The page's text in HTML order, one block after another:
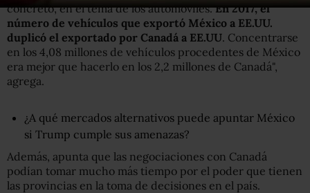
concreto, en el tema de los automóviles.En 2017, el
número de vehículos que exportó México a EE.UU.
duplicó el exportado por Canadá a EE.UU. Concentrarse
en los 4,08 millones de vehículos procedentes de México
era mejor que hacerlo en los 2,2 millones de Canadá",
agrega.
¿A qué mercados alternativos puede apuntar México
si Trump cumple sus amenazas?
Además, apunta que las negociaciones con Canadá
podían tomar mucho más tiempo por el poder que tienen
las provincias en la toma de decisiones en el país.